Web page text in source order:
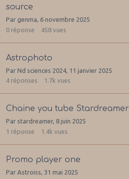
source
Par genma, 6 novembre 2025
0 réponse 458 vues
Astrophoto
Par Nd sciences 2024 11 janvier 2025
4 réponses 1.7k vues
Chaine you tube Stardreamer
Par stardreamer, 8 juin 2025
1 réponse 1.4k vues
Promo player one
Par Astroiss, 31 mai 2025